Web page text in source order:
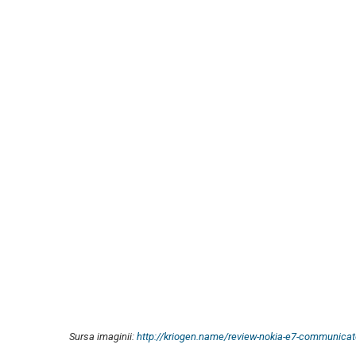
Sursa imaginii: http://kriogen.name/review-nokia-e7-